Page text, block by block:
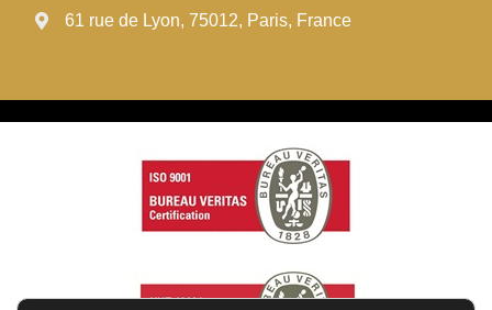
61 rue de Lyon, 75012, Paris, France